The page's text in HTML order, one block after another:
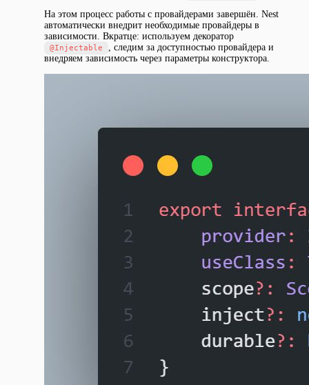
На этом процесс работы с провайдерами завершён. Nest
автоматически внедрит необходимые провайдеры в
зависимости. Вкратце: используем декоратор
@Injectable
, следим за доступностью провайдера и
внедряем зависимость через параметры конструктора.